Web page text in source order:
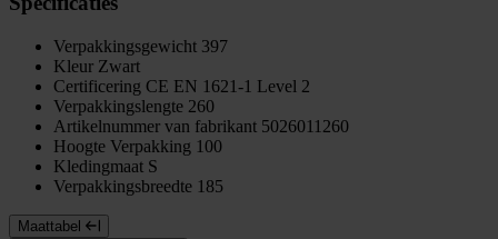
Verpakkingsgewicht 397
Kleur Zwart
Certificering CE EN 1621-1 Level 2
Verpakkingslengte 260
Artikelnummer van fabrikant 5026011260
Hoogte Verpakking 100
Kledingmaat S
Verpakkingsbreedte 185
Maattabel